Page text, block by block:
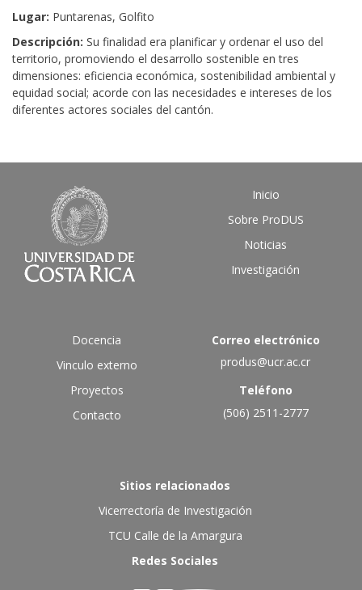
Lugar: Puntarenas, Golfito
Descripción: Su finalidad era planificar y ordenar el uso del
territorio, promoviendo el desarrollo sostenible en tres
dimensiones: eficiencia económica, sostenibilidad ambiental y
equidad social; acorde con las necesidades e intereses de los
diferentes actores sociales del cantón.
Inicio
Sobre ProDUS
Noticias
Investigación
Docencia
Vinculo externo
Proyectos
Contacto
Correo electrónico
produs@ucr.ac.cr
Teléfono
(506) 2511-2777
Sitios relacionados
Vicerrectoría de Investigación
TCU Calle de la Amargura
Redes Sociales